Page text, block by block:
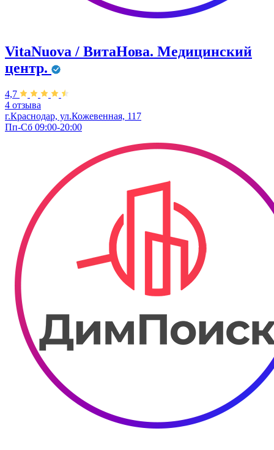
VitaNuova / ВитаНова. Медицинский
центр.
4,7
4 отзыва
г.Краснодар, ул.Кожевенная, 117
Пп-Сб 09:00-20:00